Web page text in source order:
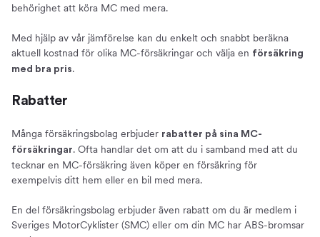
behörighet att köra MC med mera.
Med hjälp av vår jämförelse kan du enkelt och snabbt beräkna
aktuell kostnad för olika MC-försäkringar och välja en försäkring
med bra pris.
Rabatter
Många försäkringsbolag erbjuder rabatter på sina MC-
försäkringar. Ofta handlar det om att du i samband med att du
tecknar en MC-försäkring även köper en försäkring för
exempelvis ditt hem eller en bil med mera.
En del försäkringsbolag erbjuder även rabatt om du är medlem i
Sveriges MotorCyklister (SMC) eller om din MC har ABS-bromsar